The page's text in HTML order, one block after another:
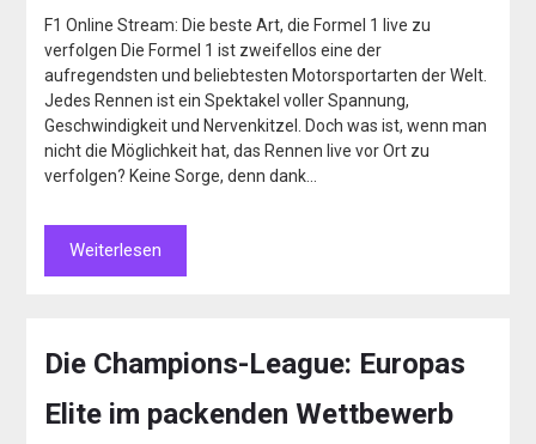
F1 Online Stream: Die beste Art, die Formel 1 live zu
verfolgen Die Formel 1 ist zweifellos eine der
aufregendsten und beliebtesten Motorsportarten der Welt.
Jedes Rennen ist ein Spektakel voller Spannung,
Geschwindigkeit und Nervenkitzel. Doch was ist, wenn man
nicht die Möglichkeit hat, das Rennen live vor Ort zu
verfolgen? Keine Sorge, denn dank…
Weiterlesen
Die Champions-League: Europas
Elite im packenden Wettbewerb